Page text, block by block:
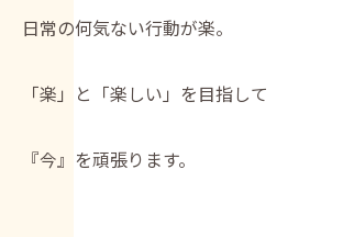
日常の何気ない行動が楽。
「楽」と「楽しい」を目指して
『今』を頑張ります。